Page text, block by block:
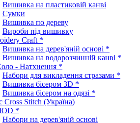
Вишивка на пластиковій канві
Сумки
Вишивка по дереву
Вироби під вишивку
Craft *
Вишивка на дерев'яній основі *
Вишивка на водорозчинній канві *
- Натхнення *
Набори для викладення стразами *
Вишивка бісером 3D *
Вишивка бісером на одязі *
Cross Stitch (Україна)
*
Набори на дерев'яній основі